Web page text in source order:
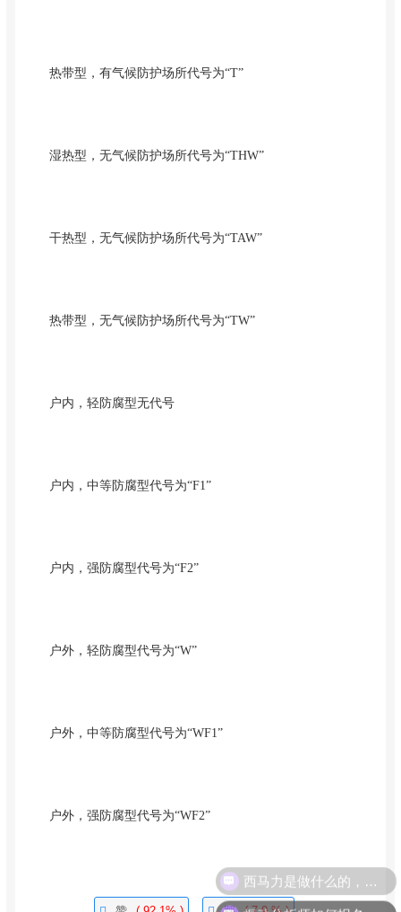
热带型，有气候防护场所代号为“T”
湿热型，无气候防护场所代号为“THW”
干热型，无气候防护场所代号为“TAW”
热带型，无气候防护场所代号为“TW”
户内，轻防腐型无代号
户内，中等防腐型代号为“F1”
户内，强防腐型代号为“F2”
户外，轻防腐型代号为“W”
户外，中等防腐型代号为“WF1”
户外，强防腐型代号为“WF2”
西马力是做什么的，可以介绍下你们的产品么？